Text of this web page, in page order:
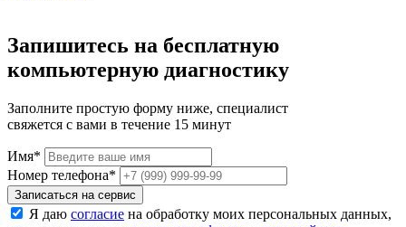
Запишитесь на бесплатную
компьютерную диагностику
Заполните простую форму ниже, специалист
свяжется с вами в течение 15 минут
Имя*
Номер телефона*
Записаться на сервис
Я даю согласие на обработку моих персональных данных,